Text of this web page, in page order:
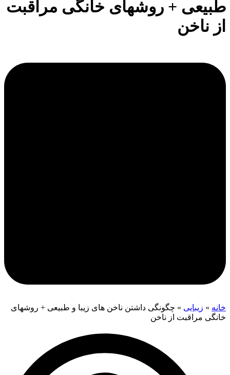
طبیعی + روشهای خانگی مراقبت
از ناخن
خانه » زیبایی » چگونگی داشتن ناخن های زیبا و طبیعی + روشهای
خانگی مراقبت از ناخن